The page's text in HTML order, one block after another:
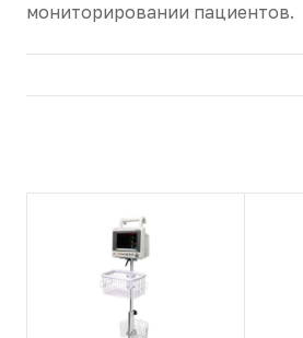
мониторировании пациентов.